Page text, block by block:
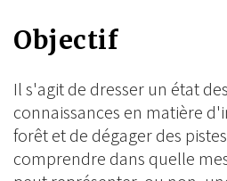
Objectif
Il s'agit de dresser un état
connaissances en matière
forêt et de dégager des
comprendre dans quelle